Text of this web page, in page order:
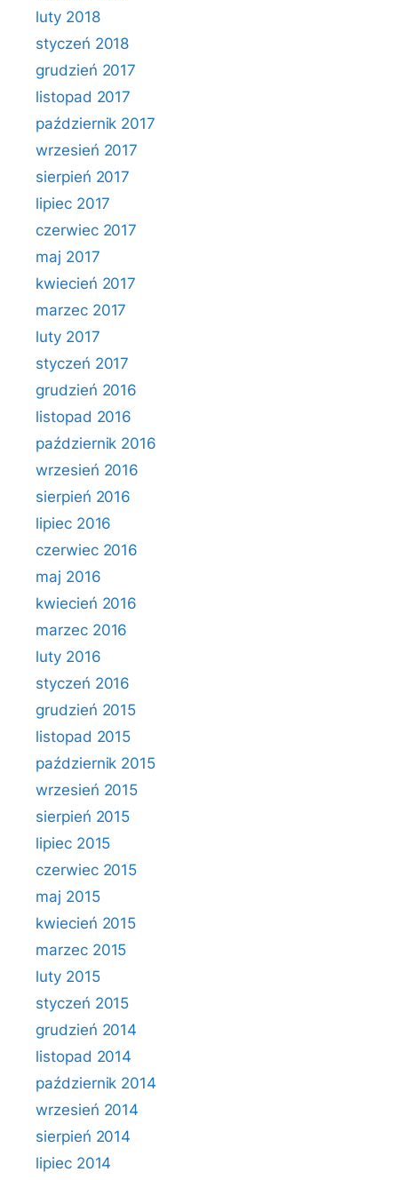
luty 2018
styczeń 2018
grudzień 2017
listopad 2017
październik 2017
wrzesień 2017
sierpień 2017
lipiec 2017
czerwiec 2017
maj 2017
kwiecień 2017
marzec 2017
luty 2017
styczeń 2017
grudzień 2016
listopad 2016
październik 2016
wrzesień 2016
sierpień 2016
lipiec 2016
czerwiec 2016
maj 2016
kwiecień 2016
marzec 2016
luty 2016
styczeń 2016
grudzień 2015
listopad 2015
październik 2015
wrzesień 2015
sierpień 2015
lipiec 2015
czerwiec 2015
maj 2015
kwiecień 2015
marzec 2015
luty 2015
styczeń 2015
grudzień 2014
listopad 2014
październik 2014
wrzesień 2014
sierpień 2014
lipiec 2014